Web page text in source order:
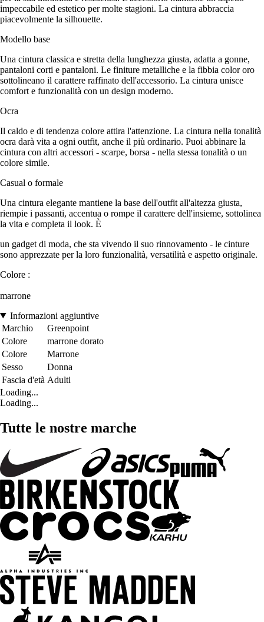
impeccabile ed estetico per molte stagioni. La cintura abbraccia
piacevolmente la silhouette.
Modello base
Una cintura classica e stretta della lunghezza giusta, adatta a gonne,
pantaloni corti e pantaloni. Le finiture metalliche e la fibbia color oro
sottolineano il carattere raffinato dell'accessorio. La cintura unisce
comfort e funzionalità con un design moderno.
Ocra
Il caldo e di tendenza colore attira l'attenzione. La cintura nella tonalità
ocra darà vita a ogni outfit, anche il più ordinario. Puoi abbinare la
cintura con altri accessori - scarpe, borsa - nella stessa tonalità o un
colore simile.
Casual o formale
Una cintura elegante mantiene la base dell'outfit all'altezza giusta,
riempie i passanti, accentua o rompe il carattere dell'insieme, sottolinea
la vita e completa il look. È
un gadget di moda, che sta vivendo il suo rinnovamento - le cinture
sono apprezzate per la loro funzionalità, versatilità e aspetto originale.
Colore :
marrone
Informazioni aggiuntive
Marchio
Greenpoint
Colore
marrone dorato
Colore
Marrone
Sesso
Donna
Fascia d'età Adulti
Loading...
Loading...
Tutte le nostre marche